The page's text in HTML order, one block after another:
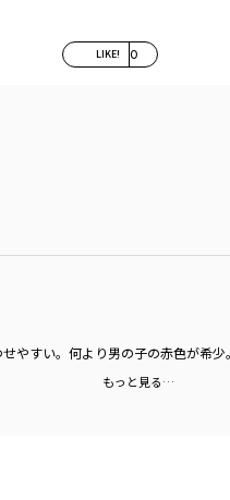
LIKE! 0
やすい。何より男の子の赤色が希
もっと見る…